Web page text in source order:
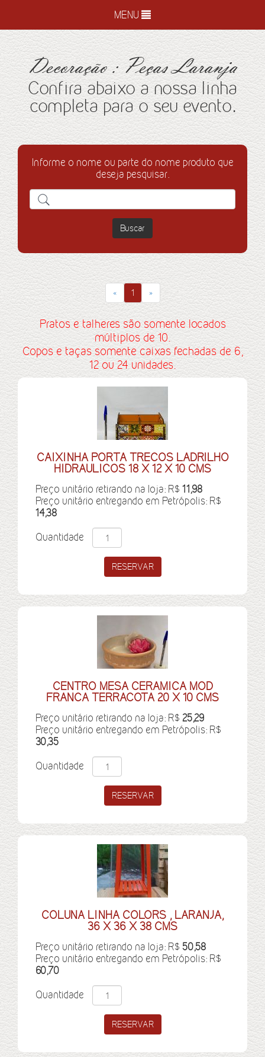
MENU
Decoração : Peças Laranja
Confira abaixo a nossa linha
completa para o seu evento.
Informe o nome ou parte do nome produto que
deseja pesquisar.
Buscar
« 1 »
Pratos e talheres são somente locados
múltiplos de 10.
Copos e taças somente caixas fechadas de 6,
12 ou 24 unidades.
CAIXINHA PORTA TRECOS LADRILHO
HIDRAULICOS 18 X 12 X 10 CMS
Preço unitário retirando na loja: R$ 11,98
Preço unitário entregando em Petrópolis: R$
14,38
Quantidade
CENTRO MESA CERAMICA MOD
FRANCA TERRACOTA 20 X 10 CMS
Preço unitário retirando na loja: R$ 25,29
Preço unitário entregando em Petrópolis: R$
30,35
Quantidade
COLUNA LINHA COLORS , LARANJA,
36 X 36 X 38 CMS
Preço unitário retirando na loja: R$ 50,58
Preço unitário entregando em Petrópolis: R$
60,70
Quantidade